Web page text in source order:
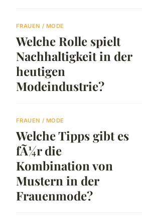
FRAUEN / MODE
Welche Rolle spielt
Nachhaltigkeit in der
heutigen
Modeindustrie?
FRAUEN / MODE
Welche Tipps gibt es
fÃ¼r die
Kombination von
Mustern in der
Frauenmode?